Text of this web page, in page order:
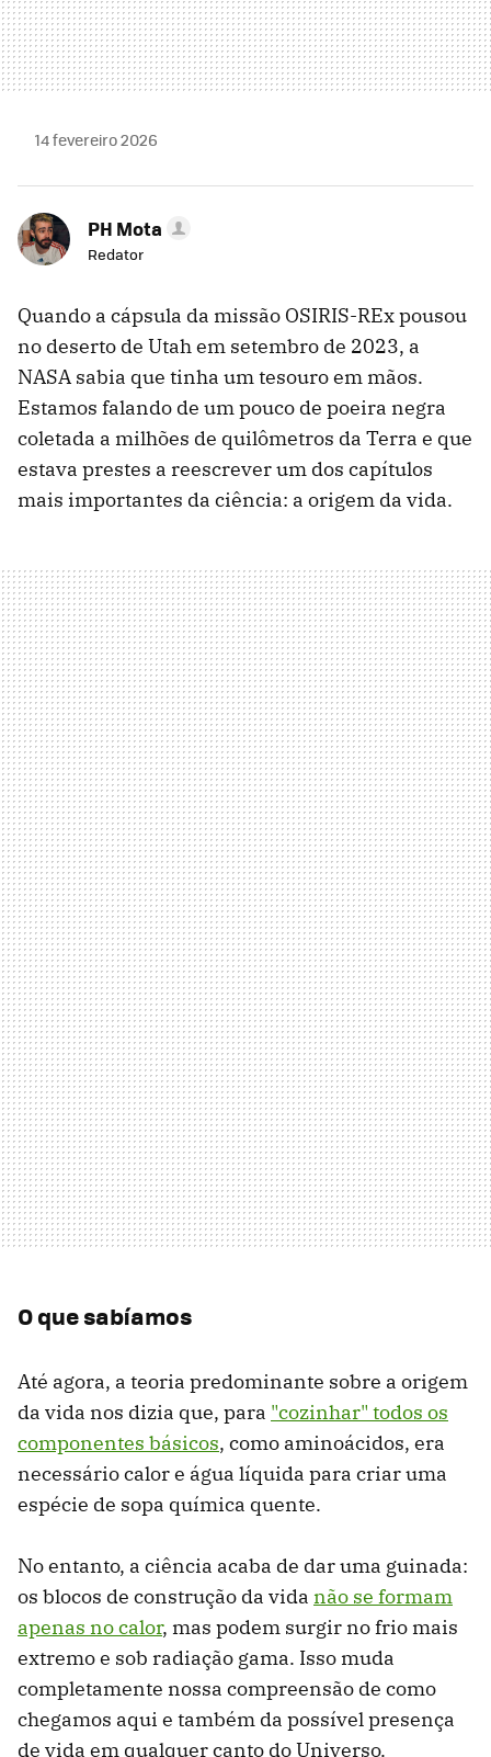
14 fevereiro 2026
PH Mota
Redator
Quando a cápsula da missão OSIRIS-REx pousou
no deserto de Utah em setembro de 2023, a
NASA sabia que tinha um tesouro em mãos.
Estamos falando de um pouco de poeira negra
coletada a milhões de quilômetros da Terra e que
estava prestes a reescrever um dos capítulos
mais importantes da ciência: a origem da vida.
O que sabíamos
Até agora, a teoria predominante sobre a origem
da vida nos dizia que, para "cozinhar" todos os
componentes básicos, como aminoácidos, era
necessário calor e água líquida para criar uma
espécie de sopa química quente.
No entanto, a ciência acaba de dar uma guinada:
os blocos de construção da vida não se formam
apenas no calor, mas podem surgir no frio mais
extremo e sob radiação gama. Isso muda
completamente nossa compreensão de como
chegamos aqui e também da possível presença
de vida em qualquer canto do Universo.